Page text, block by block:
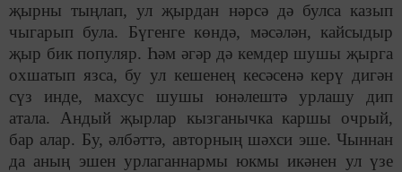
җырны тыңлап, ул җырдан нәрсә дә булса казып
чыгарып була. Бүгенге көндә, мәсәлән, кайсыдыр
җыр бик популяр. Һәм әгәр дә кемдер шушы җырга
охшатып язса, бу ул кешенең кесәсенә керү дигән
сүз инде, махсус шушы юнәлештә урлашу дип
атала. Андый җырлар кызганычка каршы очрый,
бар алар. Бу, әлбәттә, авторның шәхси эше. Чыннан
да аның эшен урлаганнармы юкмы икәнен ул үзе